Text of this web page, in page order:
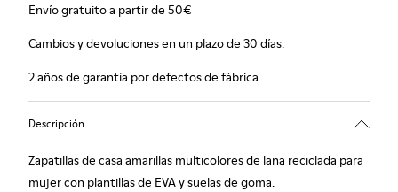
Envío gratuito a partir de 50€
Cambios y devoluciones en un plazo de 30 días.
2 años de garantía por defectos de fábrica.
Descripción
Zapatillas de casa amarillas multicolores de lana reciclada para
mujer con plantillas de EVA y suelas de goma.